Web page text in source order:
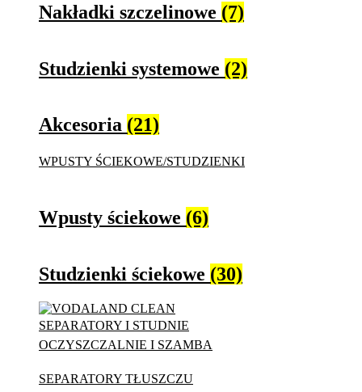
Nakładki szczelinowe (7)
Studzienki systemowe (2)
Akcesoria (21)
WPUSTY ŚCIEKOWE/STUDZIENKI
Wpusty ściekowe (6)
Studzienki ściekowe (30)
SEPARATORY I STUDNIE
OCZYSZCZALNIE I SZAMBA
SEPARATORY TŁUSZCZU